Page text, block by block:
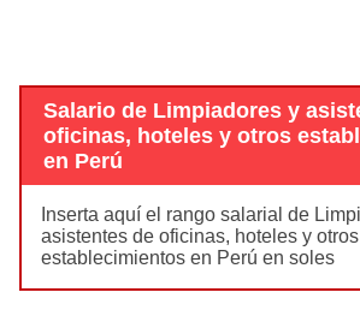
Salario de Limpiadores y
oficinas, hoteles y otros
en Perú
Inserta aquí el rango salarial de
asistentes de oficinas, hoteles y otros
establecimientos en Perú en soles